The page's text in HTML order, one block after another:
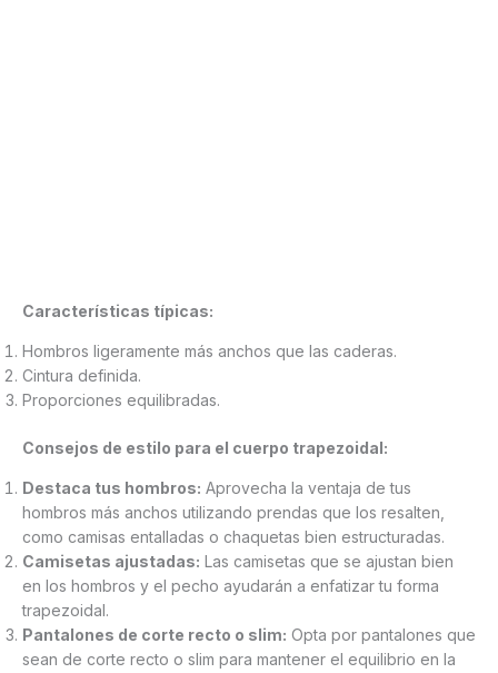
Características típicas:
Hombros ligeramente más anchos que las caderas.
Cintura definida.
Proporciones equilibradas.
Consejos de estilo para el cuerpo trapezoidal:
Destaca tus hombros: Aprovecha la ventaja de tus
hombros más anchos utilizando prendas que los resalten,
como camisas entalladas o chaquetas bien estructuradas.
Camisetas ajustadas: Las camisetas que se ajustan bien
en los hombros y el pecho ayudarán a enfatizar tu forma
trapezoidal.
Pantalones de corte recto o slim: Opta por pantalones que
sean de corte recto o slim para mantener el equilibrio en la